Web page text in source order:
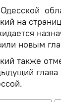
на
новым
также